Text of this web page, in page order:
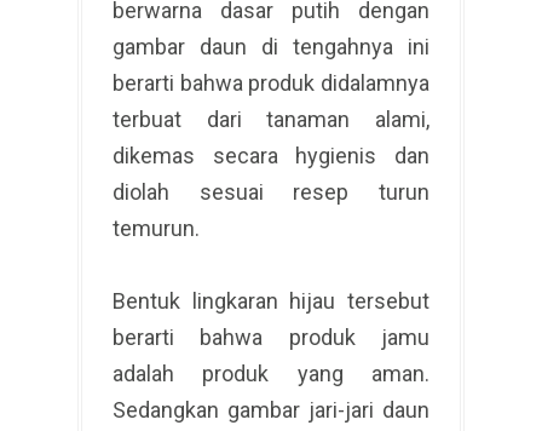
berwarna dasar putih dengan
gambar daun di tengahnya ini
berarti bahwa produk didalamnya
terbuat dari tanaman alami,
dikemas secara hygienis dan
diolah sesuai resep turun
temurun.
Bentuk lingkaran hijau tersebut
berarti bahwa produk jamu
adalah produk yang aman.
Sedangkan gambar jari-jari daun